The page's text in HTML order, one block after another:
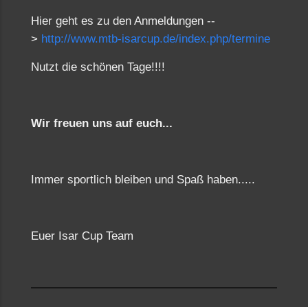
Hier geht es zu den Anmeldungen --
> http://www.mtb-isarcup.de/index.php/termine
Nutzt die schönen Tage!!!!
Wir freuen uns auf euch...
Immer sportlich bleiben und Spaß haben.....
Euer Isar Cup Team